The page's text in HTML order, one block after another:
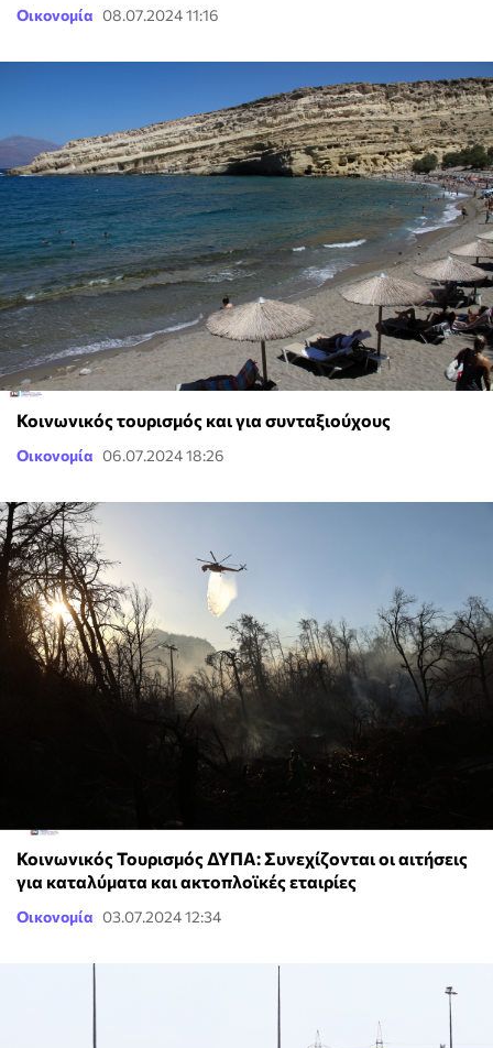
Οικονομία 08.07.2024 11:16
Κοινωνικός τουρισμός και για συνταξιούχους
Οικονομία 06.07.2024 18:26
Κοινωνικός Τουρισμός ΔΥΠΑ: Συνεχίζονται οι αιτήσεις
για καταλύματα και ακτοπλοϊκές εταιρίες
Οικονομία 03.07.2024 12:34